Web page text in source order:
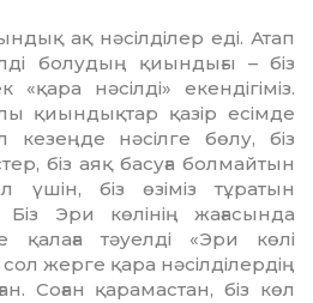
ақ нәсілділер еді. Атап
болудың қиындығы – біз
нә­сілді» екендігіміз.
қиындықтар қазір есім­де
кез­ең­де нәсілге бөлу, біз
біз аяқ басуға бол­майтын
біз өзіміз тұратын
Эри көлінің жаға­сында
тәуелді «Эри көлі
сол жерге қара нәсіл­ділердің
Соған қарамастан, біз көл